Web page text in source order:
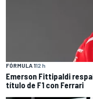
FÓRMULA 112 h
Emerson Fittipaldi
título de F1 con Ferrari